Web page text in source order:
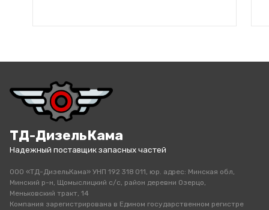
ТД-ДизельКама
Надежный поставщик запасных частей
ООО «ТД-ДизельКама» УНП 192 318 011, юр. адрес: Минская обл,
Минский р-н, Щомыслицкий с/с, район деревни Озерцо,
Меньковский тракт, 14
Компания зарегистрирована в Едином государственном регистре